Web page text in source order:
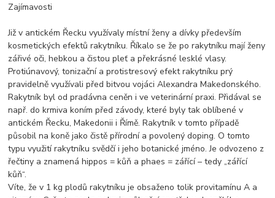
Zajímavosti
Již v antickém Řecku využívaly místní ženy a dívky především
kosmetických efektů rakytníku. Říkalo se že po rakytníku mají ženy
zářivé oči, hebkou a čistou pleť a překrásné lesklé vlasy.
Protiúnavový, tonizační a protistresový efekt rakytníku prý
pravidelně využívali před bitvou vojáci Alexandra Makedonského.
Rakytník byl od pradávna ceněn i ve veterinární praxi. Přidával se
např. do krmiva koním před závody, které byly tak oblíbené v
antickém Řecku, Makedonii i Římě. Rakytník v tomto případě
působil na koně jako čistě přírodní a povolený doping. O tomto
typu využití rakytníku svědčí i jeho botanické jméno. Je odvozeno z
řečtiny a znamená hippos = kůň a phaes = zářící – tedy „zářící
kůň“.
Víte, že v 1 kg plodů rakytníku je obsaženo tolik provitamínu A a